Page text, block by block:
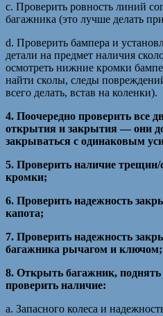
c. Проверить ровность линий
багажника (это лучше делать
d. Проверить бампера и
детали на предмет наличия
осмотреть нижние кромки
найти сколы, следы
всего делать, встав на коленки).
4. Поочередно проверить все
открытия и закрытия — они
закрываться с одинаковым
5. Проверить наличие
кромки;
6. Проверить надежность
капота;
7. Проверить надежность
багажника рычагом и ключом;
8. Открыть багажник, поднять
проверить наличие:
a. Запасного колеса и